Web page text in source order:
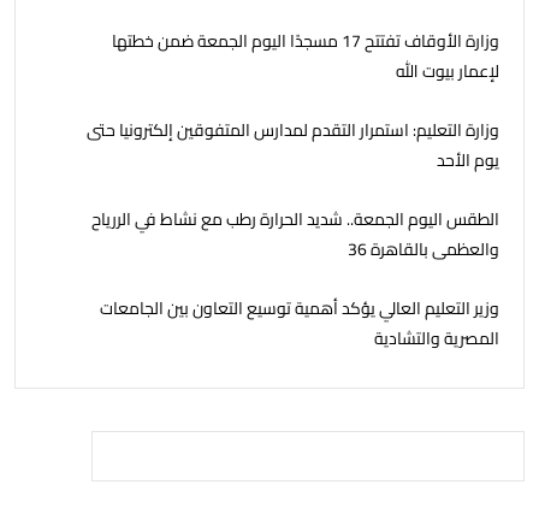
وزارة الأوقاف تفتتح 17 مسجدًا اليوم الجمعة ضمن خطتها
لإعمار بيوت الله
وزارة التعليم: استمرار التقدم لمدارس المتفوقين إلكترونيا حتى
يوم الأحد
الطقس اليوم الجمعة.. شديد الحرارة رطب مع نشاط في الررياح
والعظمى بالقاهرة 36
وزير التعليم العالي يؤكد أهمية توسيع التعاون بين الجامعات
المصرية والتشادية